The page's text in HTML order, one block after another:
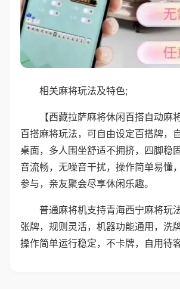
相关麻将玩法及特色;
【西藏拉萨麻将休闲百搭自动麻
百搭麻将玩法，可自由设定百搭牌，
桌面，多人围坐舒适不拥挤，四脚稳
音流畅，无噪音干扰，操作简单易懂
参与，亲友聚会尽享休闲乐趣。
普通麻将机支持青海西宁麻将玩
张牌，规则灵活，机器功能通用，洗
操作简单运行稳定，不卡牌，自用待